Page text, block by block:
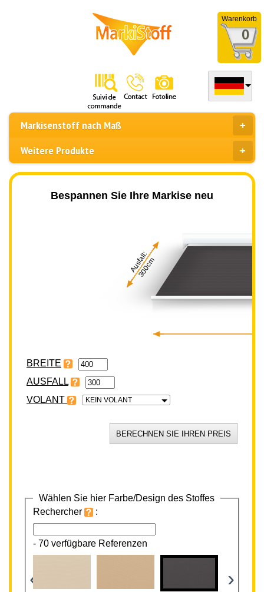
Warenkorb
0
Markisenstoff nach Maß
Weitere Produkte
Bespannen Sie Ihre Markise neu
Ausfall:
300cm
BREITE
VOLANT KEIN VOLANT
Wählen Sie hier Farbe/Design des Stoffes
Rechercher
:
- 70 verfügbare Referenzen
‹ ›